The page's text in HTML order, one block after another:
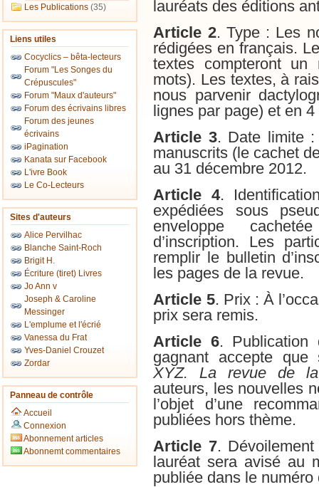
Les Publications (35)
Liens utiles
Cocyclics – bêta-lecteurs
Forum "Les Songes du
Crépuscules"
Forum "Maux d'auteurs"
Forum des écrivains libres
Forum des jeunes
écrivains
iPagination
Kanata sur Facebook
L'ivre Book
Le Co-Lecteurs
Sites d'auteurs
Alice Pervilhac
Blanche Saint-Roch
Brigit H.
Écriture (tiret) Livres
Jo Ann v
Joseph & Caroline
Messinger
L'emplume et l'écrié
Vanessa du Frat
Yves-Daniel Crouzet
Zordar
Panneau de contrôle
Accueil
Connexion
Abonnement articles
Abonnemt commentaires
lauréats des éditions
Article 2. Type : Les
rédigées en français.
textes compteront
mots). Les textes, à
nous parvenir
lignes par page) et en
Article 3. Date limite :
manuscrits (le cachet
au 31 décembre 2012.
Article 4.
expédiées sous
enveloppe
d’inscription. Les
remplir le bulletin
les pages de la revue.
Article 5. Prix : À
prix sera remis.
Article 6. Publication
gagnant accepte
XYZ. La revue de la
auteurs, les nouvelles
l’objet d’une
publiées hors thème.
Article 7.
lauréat sera avisé au
publiée dans le numéro